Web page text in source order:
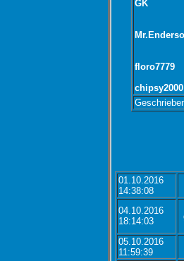
GK
floro7779
chipsy2000
01.10.2016
14:38:08
04.10.2016
18:14:03
05.10.2016
11:59:39